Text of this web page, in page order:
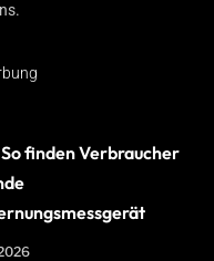
finden Verbraucher